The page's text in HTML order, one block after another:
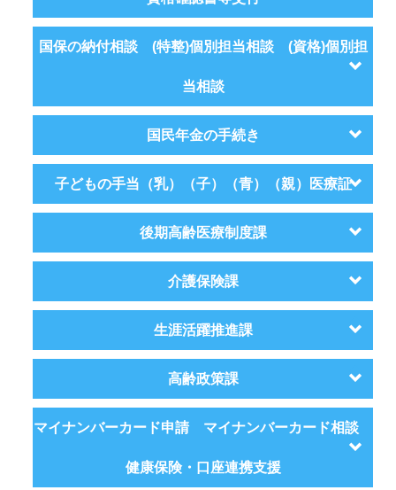
国保の納付相談 (特整)個別担当相談 (資格)個別担
当相談
国民年金の手続き
子どもの手当（乳）（子）（青）（親）医療証
後期高齢医療制度課
介護保険課
生涯活躍推進課
高齢政策課
マイナンバーカード申請 マイナンバーカード相談
健康保険・口座連携支援